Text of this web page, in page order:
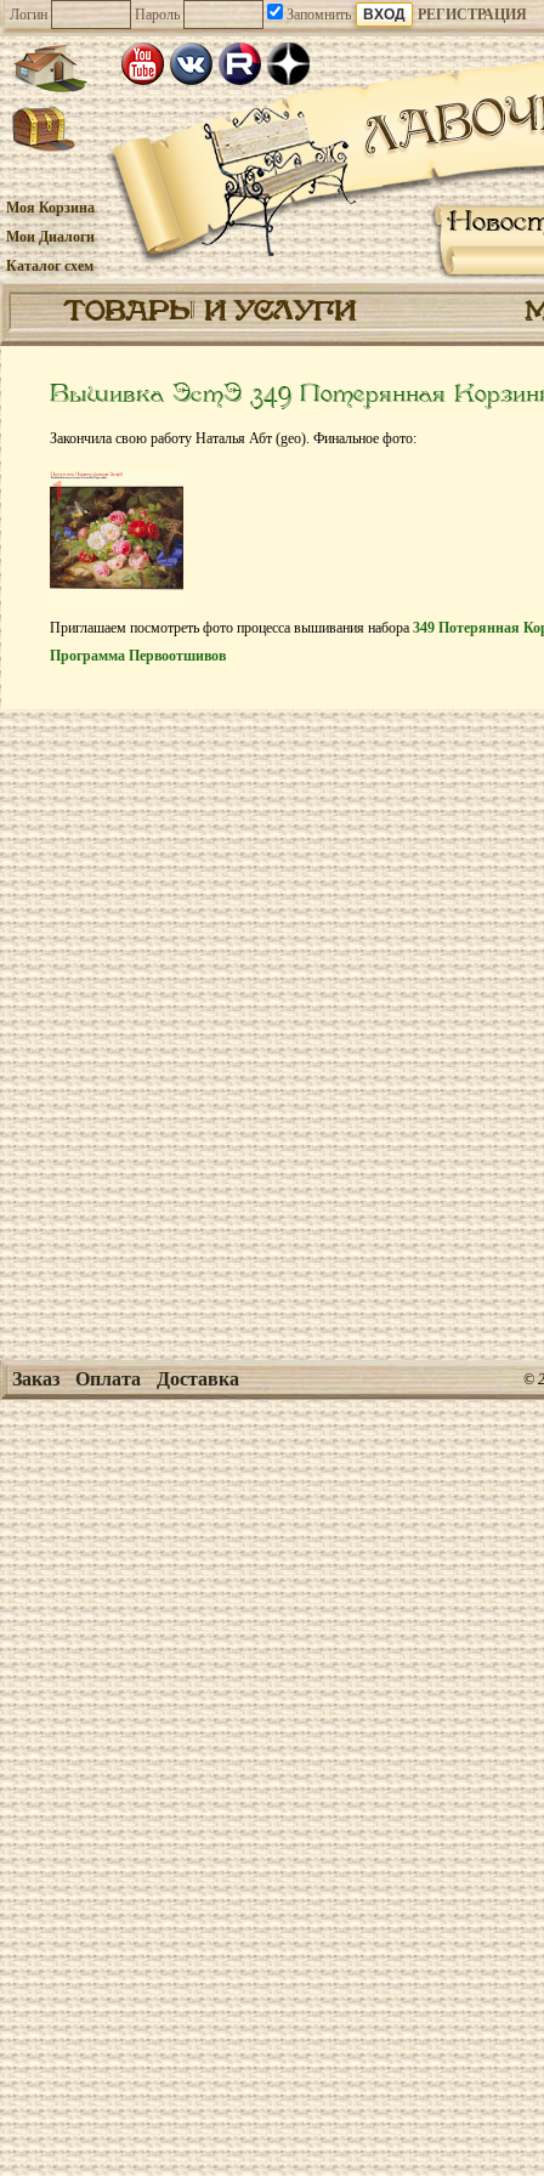
Логин Пароль Запомнить РЕГИСТРАЦИЯ
Моя Корзина
Мои Диалоги
Каталог схем
ТОВАРЫ И УСЛУГИ
Вышивка ЭстЭ 349 Потерянная
Закончила свою работу Наталья Абт (geo). Финальное фото:
Приглашаем посмотреть фото процесса вышивания набора 349 Потерянная
Программа Первоотшивов
Заказ Оплата Доставка ©